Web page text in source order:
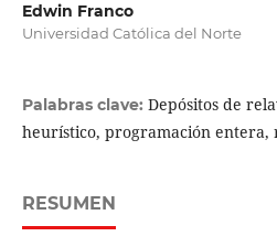
Edwin Franco
Universidad Católica del Norte
Palabras clave: Depósitos de
heurístico, programación entera,
RESUMEN